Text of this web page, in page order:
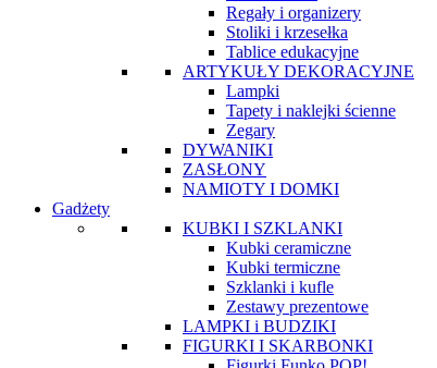
Regały i organizery
Stoliki i krzesełka
Tablice edukacyjne
ARTYKUŁY DEKORACYJNE
Lampki
Tapety i naklejki ścienne
Zegary
DYWANIKI
ZASŁONY
NAMIOTY I DOMKI
Gadżety
KUBKI I SZKLANKI
Kubki ceramiczne
Kubki termiczne
Szklanki i kufle
Zestawy prezentowe
LAMPKI i BUDZIKI
FIGURKI I SKARBONKI